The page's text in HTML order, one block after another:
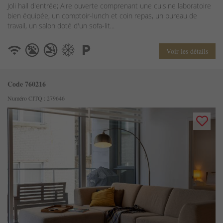
Joli hall d'entrée; Aire ouverte comprenant une cuisine laboratoire
bien équipée, un comptoir-lunch et coin repas, un bureau de
travail, un salon doté d'un sofa-lit...
Voir les détails
Code 760216
Numéro CITQ : 279646